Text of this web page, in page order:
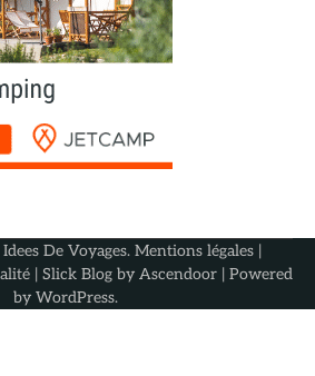
Idees De Voyages. Mentions légales|
| Slick Blog by Ascendoor | Powered
by WordPress.